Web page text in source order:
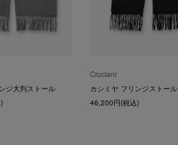
ジ大判ストール
Cruciani
カシミヤ フリンジストール
46,200円(税込)